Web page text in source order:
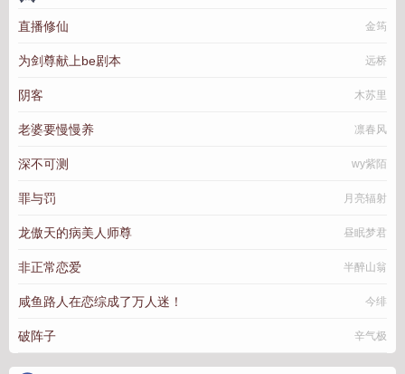
直播修仙 金筠
为剑尊献上be剧本 远桥
阴客 木苏里
老婆要慢慢养 凛春风
深不可测 wy紫陌
罪与罚 月亮辐射
龙傲天的病美人师尊 昼眠梦君
非正常恋爱 半醉山翁
咸鱼路人在恋综成了万人迷！ 今绯
破阵子 辛气极